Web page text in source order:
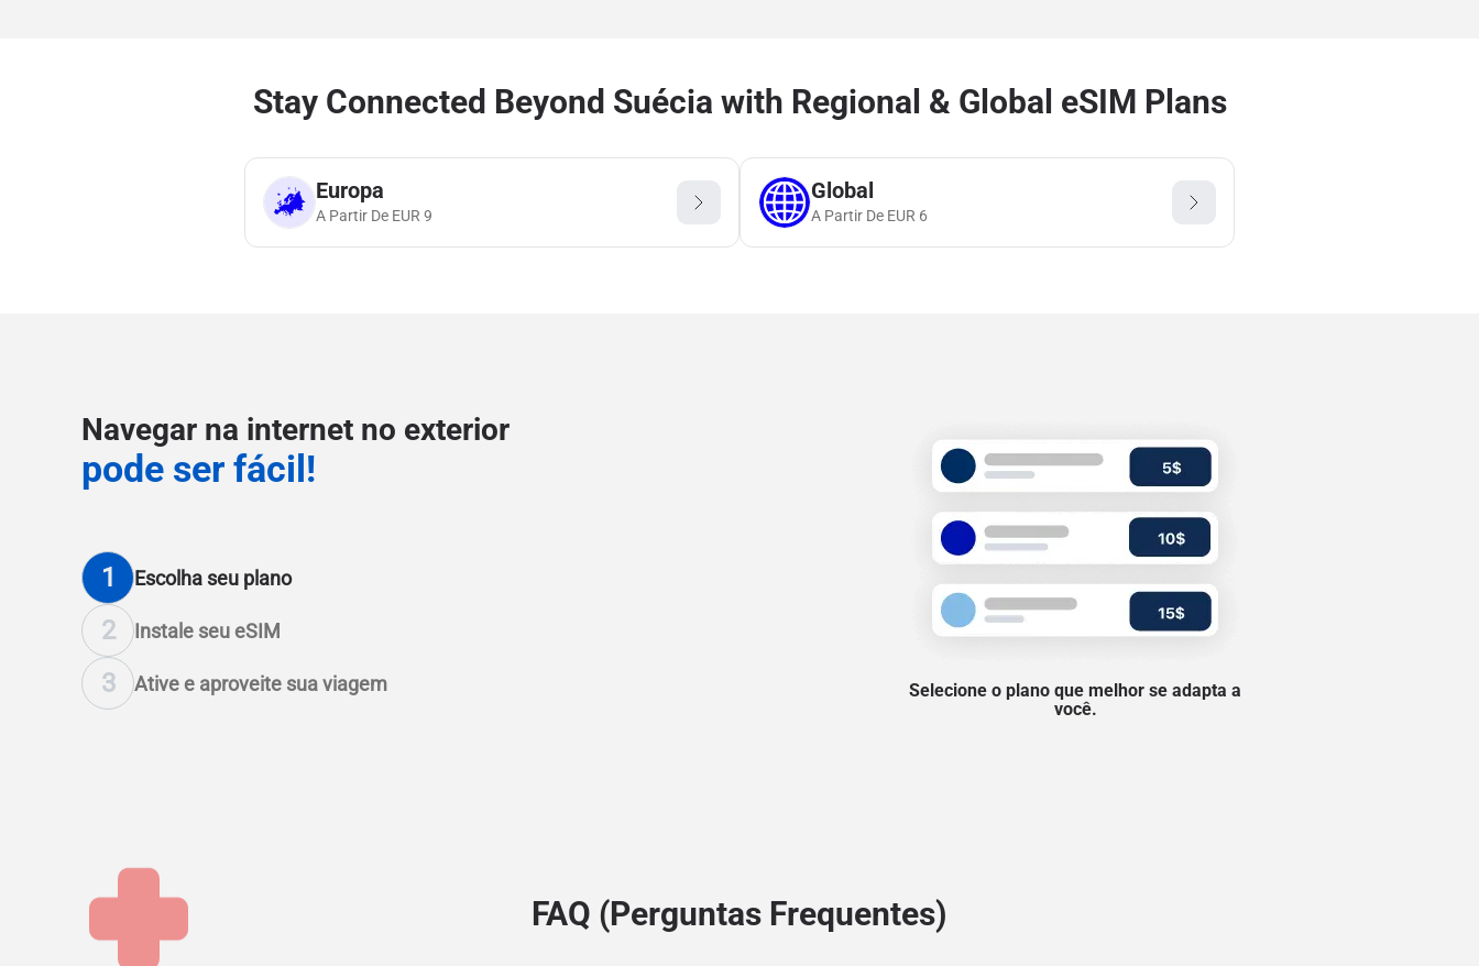
Stay Connected Beyond Suécia with Regional & Global eSIM Plans
Europa
A Partir De EUR 9
Global
A Partir De EUR 6
Navegar na internet no exterior
pode ser fácil!
1 Escolha seu plano
2 Instale seu eSIM
3 Ative e aproveite sua viagem
Selecione o plano que melhor se adapta a
você.
FAQ (Perguntas Frequentes)